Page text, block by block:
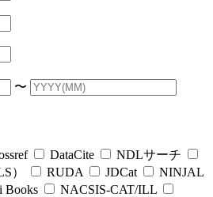
〜
DataCite
NDLサーチ
）
RUDA JDCat
NINJAL
Books
NACSIS-CAT/ILL